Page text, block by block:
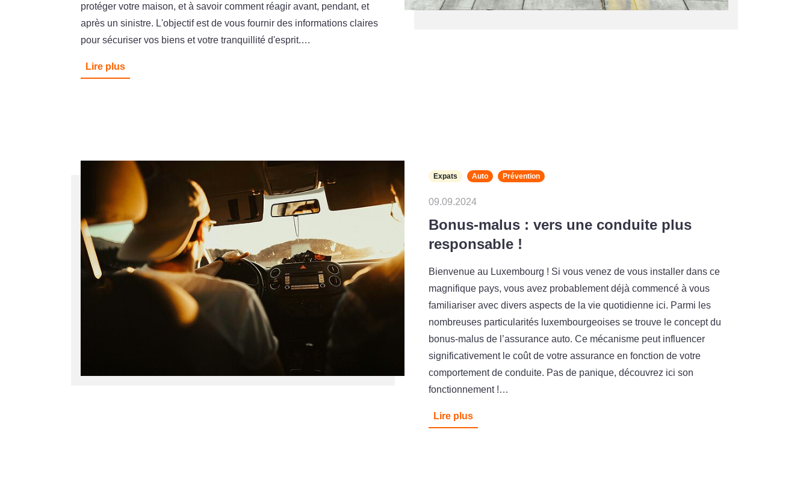
protéger votre maison, et à savoir comment réagir avant, pendant, et
après un sinistre. L'objectif est de vous fournir des informations claires
pour sécuriser vos biens et votre tranquillité d'esprit.…
Lire plus
Expats Auto Prévention
09.09.2024
Bonus-malus : vers une conduite plus
responsable !
Bienvenue au Luxembourg ! Si vous venez de vous installer dans ce
magnifique pays, vous avez probablement déjà commencé à vous
familiariser avec divers aspects de la vie quotidienne ici. Parmi les
nombreuses particularités luxembourgeoises se trouve le concept du
bonus-malus de l’assurance auto. Ce mécanisme peut influencer
significativement le coût de votre assurance en fonction de votre
comportement de conduite. Pas de panique, découvrez ici son
fonctionnement !…
Lire plus